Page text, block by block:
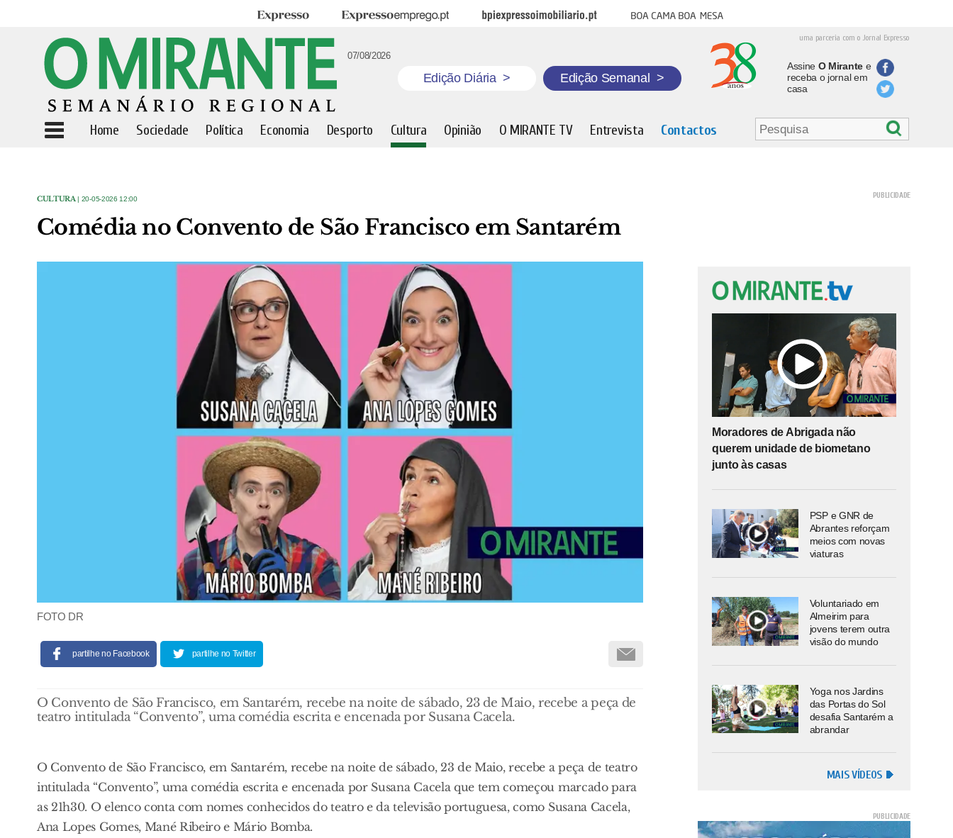
Expresso Expresso Emprego BPI Expresso Imobiliário Boa cama boa mesa
uma parceria com o Jornal Expresso
07/08/2026
Edição Diária > Edição Semanal >
Assine O Mirantee
receba o jornal em
casa
Home Sociedade Política Economia Desporto Cultura Opinião O MIRANTE TV Entrevista Contactos
CULTURA | 20-05-2026 12:00
Comédia no Convento de São Francisco em Santarém
FOTO DR
partilhe no Facebook partilhe no Twitter
O Convento de São Francisco, em Santarém, recebe na noite de sábado, 23 de Maio, recebe a peça de
teatro intitulada “Convento”, uma comédia escrita e encenada por Susana Cacela.
O Convento de São Francisco, em Santarém, recebe na noite de sábado, 23 de Maio, recebe a peça de teatro
intitulada “Convento”, uma comédia escrita e encenada por Susana Cacela que tem começou marcado para
as 21h30. O elenco conta com nomes conhecidos do teatro e da televisão portuguesa, como Susana Cacela,
Ana Lopes Gomes, Mané Ribeiro e Mário Bomba.
Moradores de Abrigada não
querem unidade de biometano
junto às casas
PSP e GNR de
Abrantes reforçam
meios com novas
viaturas
Voluntariado em
Almeirim para
jovens terem outra
visão do mundo
Yoga nos Jardins
das Portas do Sol
desafia Santarém a
abrandar
MAIS VÍDEOS